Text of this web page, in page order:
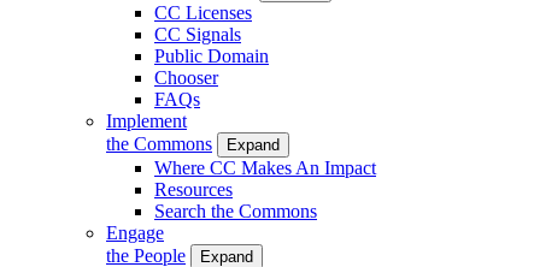
CC Licenses
CC Signals
Public Domain
Chooser
FAQs
Implement
the Commons
Expand
Where CC Makes An Impact
Resources
Search the Commons
Engage
the People
Expand